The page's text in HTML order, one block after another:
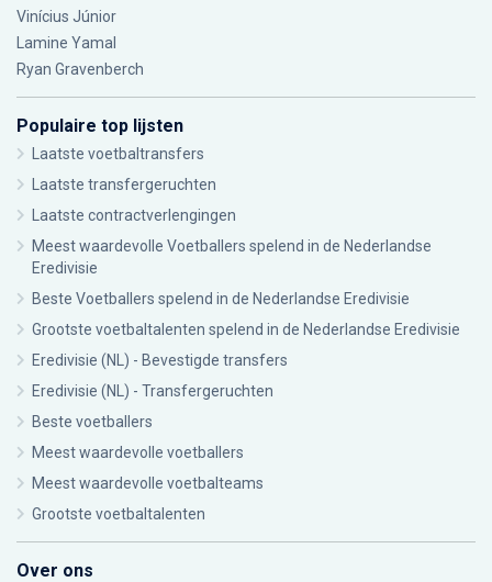
Vinícius Júnior
Lamine Yamal
Ryan Gravenberch
Populaire top lijsten
Laatste voetbaltransfers
Laatste transfergeruchten
Laatste contractverlengingen
Meest waardevolle Voetballers spelend in de Nederlandse
Eredivisie
Beste Voetballers spelend in de Nederlandse Eredivisie
Grootste voetbaltalenten spelend in de Nederlandse Eredivisie
Eredivisie (NL) - Bevestigde transfers
Eredivisie (NL) - Transfergeruchten
Beste voetballers
Meest waardevolle voetballers
Meest waardevolle voetbalteams
Grootste voetbaltalenten
Over ons